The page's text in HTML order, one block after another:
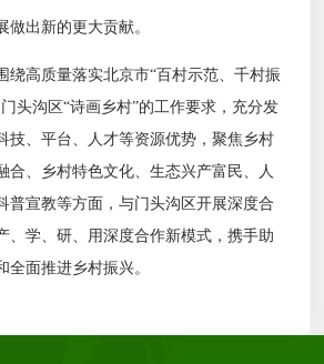
做出新的更大贡献。
高质量落实北京市“百村示范、千村振
头沟区“诗画乡村”的工作要求，充分发
技、平台、人才等资源优势，聚焦乡村
合、乡村特色文化、生态兴产富民、人
普宣教等方面，与门头沟区开展深度合
、学、研、用深度合作新模式，携手助
全面推进乡村振兴。